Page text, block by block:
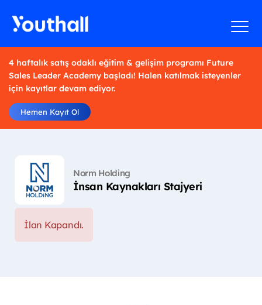
4 haftalık satış odaklı eğitim & gelişim programı Future
Sales Leader Academy başladı! Halen katılmak isteyenler
için kayıtlar devam ediyor.
Hemen Kayıt Ol
Norm Holding
İnsan Kaynakları Stajyeri
İlan Kapandı.